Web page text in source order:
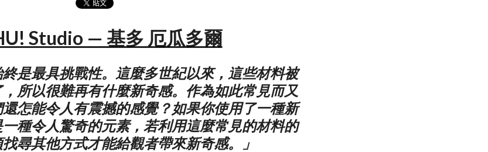
Studio — 基多 厄瓜多爾
終是最具挑戰性。這麼多世紀以來，這些材料被
所以很難再有什麼新奇感。作為如此常見而又
怎能令人有震撼的感覺？如果你使用了一種新
種令人驚奇的元素，若利用這麼常見的材料的
尋其他方式才能給觀者帶來新奇感。」